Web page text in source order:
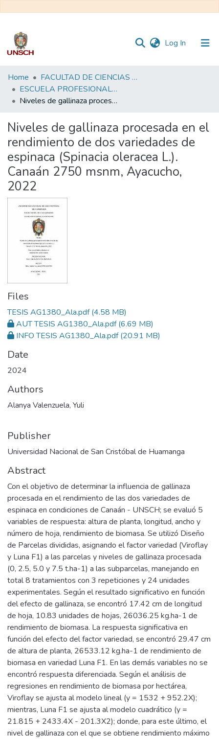
Log In (current)
Communities
&
Collections
Statistics
Home
FACULTAD DE CIENCIAS AGRARIAS
ESCUELA PROFESIONAL DE AGRONOMÍA
Niveles de gallinaza procesada en el rendimiento de dos variedades de espinaca (Spinacia oleracea L.). Canaán 2750 msnm, Ayacucho, 2022
Niveles de gallinaza procesada en el
rendimiento de dos variedades de
espinaca (Spinacia oleracea L.).
Canaán 2750 msnm, Ayacucho,
2022
Files
TESIS AG1380_Ala.pdf(4.58 MB)
AUT TESIS AG1380_Ala.pdf(6.69 MB)
INFO TESIS AG1380_Ala.pdf(20.91 MB)
Date
2024
Authors
Alanya Valenzuela, Yuli
Publisher
Universidad Nacional de San Cristóbal de Huamanga
Abstract
Con el objetivo de determinar la influencia de gallinaza
procesada en el rendimiento de las dos variedades de
espinaca en condiciones de Canaán - UNSCH; se evaluó 5
variables de respuesta: altura de planta, longitud, ancho y
número de hoja, rendimiento de biomasa. Se utilizó Diseño
de Parcelas divididas, asignando el factor variedad (Viroflay
y Luna F1) a las parcelas y niveles de gallinaza procesada
(0, 2.5, 5.0 y 7.5 t.ha-1) a las subparcelas, manejando en
total 8 tratamientos con 3 repeticiones y 24 unidades
experimentales. Según el resultado significativo en función
del efecto de gallinaza, se encontró 17.42 cm de longitud
de hoja, 10.83 unidades de hojas, 26036.25 kg.ha-1 de
rendimiento de biomasa. La respuesta significativa en
función del efecto del factor variedad, se encontró 29.47 cm
de altura de planta, 26533.12 kg.ha-1 de rendimiento de
biomasa en variedad Luna F1. En las demás variables no se
encontró respuesta diferenciada. Según el análisis de
regresiones en rendimiento de biomasa por hectárea,
Viroflay se ajusta al modelo lineal (y = 1532 + 952.2X);
mientras, Luna F1 se ajusta al modelo cuadrático (y =
21.815 + 2433.4X - 201.3X2); donde, para este último, el
nivel de gallinaza con el que se obtiene rendimiento máximo